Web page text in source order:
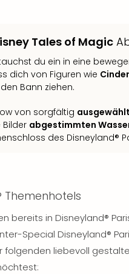
Tales of Magic
du ein in eine
dich von Figuren wie
Bann ziehen.
von sorgfältig
abgestimmten
des Disneyland®
Themenhotels
bereits in Disneyland®
Special Disneyland®
folgenden liebevoll